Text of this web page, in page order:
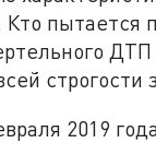
Кто пытается
строгости
2019